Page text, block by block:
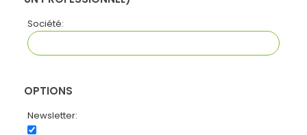
Société:
OPTIONS
Newsletter: